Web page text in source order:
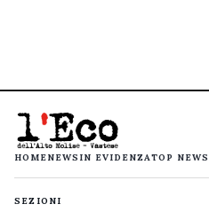
HOMENEWS IN EVIDENZATOP NEWS
SEZIONI